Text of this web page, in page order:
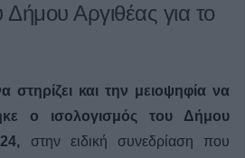
Δήμου Αργιθέας για το
στηρίζει και την μειοψηφία να
ο ισολογισμός του Δήμου
στην ειδική συνεδρίαση που